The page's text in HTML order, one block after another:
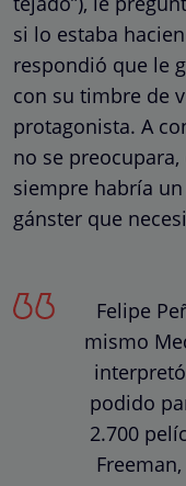
si lo estaba
respondió que le
con su timbre de
protagonista. A
no se
siempre habría
gánster que
Felipe
mismo
interpretó
podido
2.700